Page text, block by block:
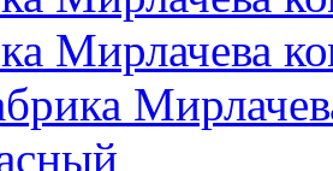
Мирлачева